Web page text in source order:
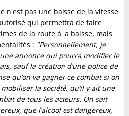
n'est pas une baisse de la vitesse
qui permettra de faire
de la route à la baisse, mais
: "Personnellement, je
annonce qui pourra modifier le
sauf la création d’une police de
qu’on va gagner ce combat si on
la société, qu’il y ait une
de tous les acteurs. On sait
que l’alcool est dangereux,